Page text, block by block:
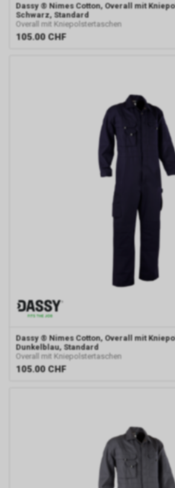
Dassy ® Nimes Cotton, Overall mit
Schwarz, Standard
Overall mit Kniepolstertaschen
105.00 CHF
Dassy ® Nimes Cotton, Overall mit
Dunkelblau, Standard
Overall mit Kniepolstertaschen
105.00 CHF